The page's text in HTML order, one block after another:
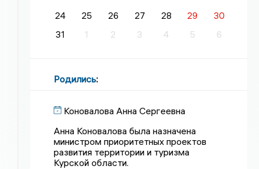
24
25 26 27 28 29
30
31
1 2 3 4 5 6
Родились:
Коновалова Анна Сергеевна
Анна Коновалова была назначена
министром приоритетных проектов
развития территории и туризма
Курской области.